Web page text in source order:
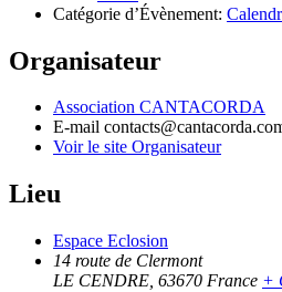
Catégorie d’Évènement:
Organisateur
Association CANTACORDA
E-mail
Voir le site Organisateur
Lieu
Espace Eclosion
14 route de Clermont
LE CENDRE 63670 France +